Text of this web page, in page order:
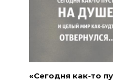
«Сегодня как-то